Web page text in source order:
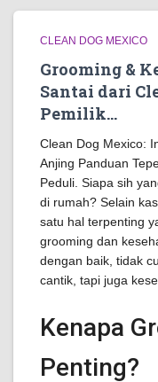
CLEAN DOG MEXICO
Grooming &
Santai dari
Pemilik…
Clean Dog Mexico:
Anjing Panduan
Peduli. Siapa sih
di rumah? Selain
satu hal terpenting
grooming dan
dengan baik, tidak
cantik, tapi juga
Kenapa
Penting?